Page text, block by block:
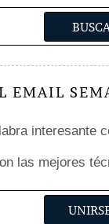
EMAIL
interesante
las mejores